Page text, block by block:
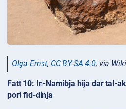
Olga Ernst, CC BY-SA 4.0, via
Fatt 10: In-Namibja hija dar tal-
port fid-dinja